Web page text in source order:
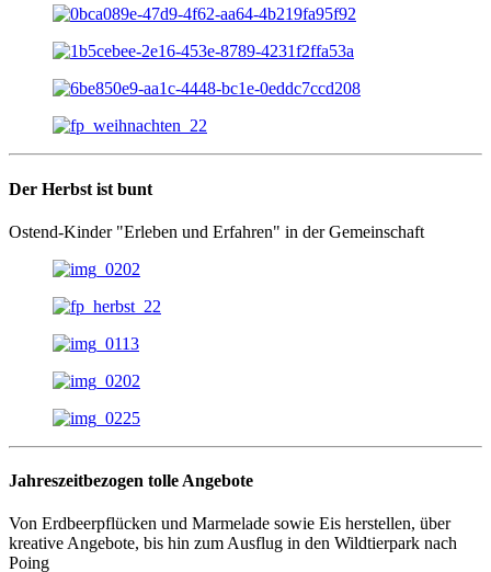
Der Herbst ist bunt
Ostend-Kinder "Erleben und Erfahren" in der Gemeinschaft
Jahreszeitbezogen tolle Angebote
Von Erdbeerpflücken und Marmelade sowie Eis herstellen, über
kreative Angebote, bis hin zum Ausflug in den Wildtierpark nach
Poing